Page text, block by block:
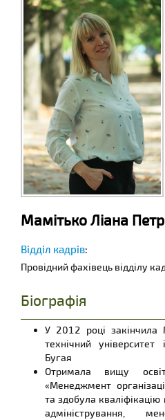
Мамітько Ліана
Відділ кадрів:
Провідний фахівець відділу
Біографія
У 2012 році закінчила
технічний
Бугая
Отримала вищу
«Менеджмент
та здобула
адміністрування,